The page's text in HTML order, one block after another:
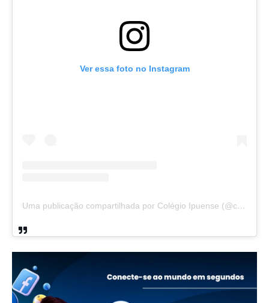
Ver essa foto no Instagram
Uma publicação compartilhada por Colégio Ipuense (@colegioipuense)